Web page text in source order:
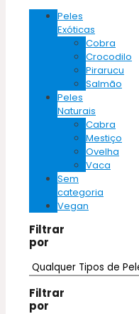
Peles
Exóticas
Cobra
Crocodilo
Pirarucu
Salmão
Peles
Naturais
Cabra
Mestiço
Ovelha
Vaca
Sem
categoria
Vegan
Filtrar
por
Filtrar
por